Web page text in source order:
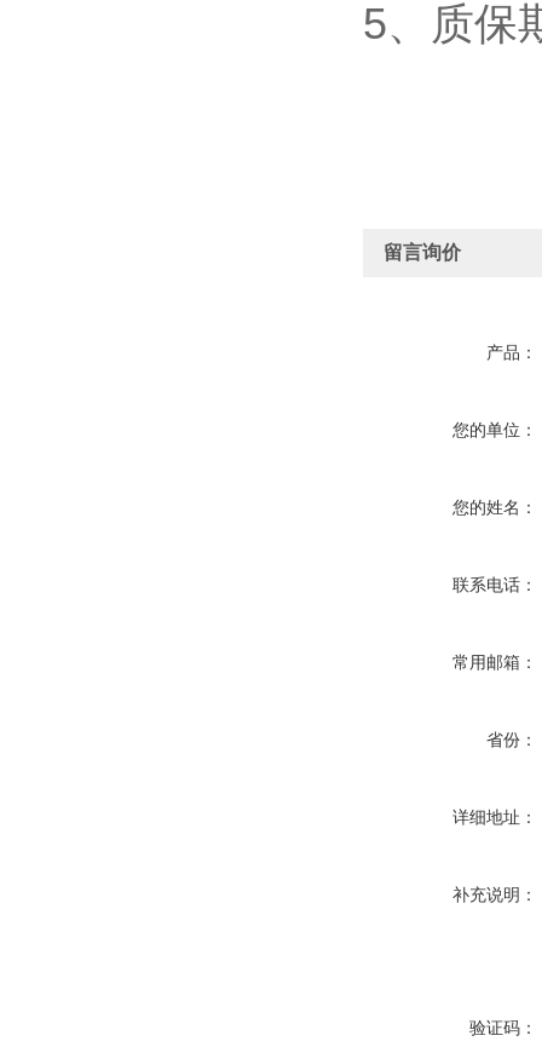
5、质保
留言询价
产品：
您的单位：
您的姓名：
联系电话：
常用邮箱：
省份：
详细地址：
补充说明：
验证码：